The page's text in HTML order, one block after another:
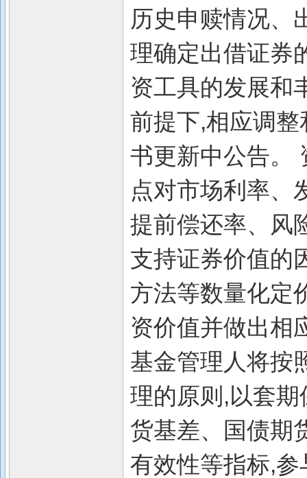
历史申赎情况、
理确定出借证券
资工具的发展和
前提下,相应调
书更新中公告。
点对市场利率、
提前偿还率、风
支持证券价值的
方法等数量化定
资价值并做出相
基金管理人将按
理的原则,以套
货基差、国债期
有效性等指标,